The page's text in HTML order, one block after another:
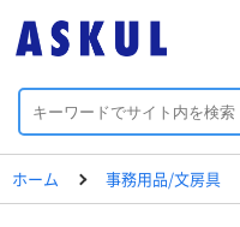
ホーム 事務用品/文房具